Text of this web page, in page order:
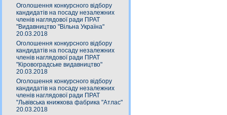
Оголошення конкурсного відбору
кандидатів на посаду незалежних
членів наглядової ради ПРАТ
"Видавництво "Вільна Україна"
20.03.2018
Оголошення конкурсного відбору
кандидатів на посаду незалежних
членів наглядової ради ПРАТ
"Кіровоградське видавництво"
20.03.2018
Оголошення конкурсного відбору
кандидатів на посаду незалежних
членів наглядової ради ПРАТ
"Львівська книжкова фабрика "Атлас"
20.03.2018